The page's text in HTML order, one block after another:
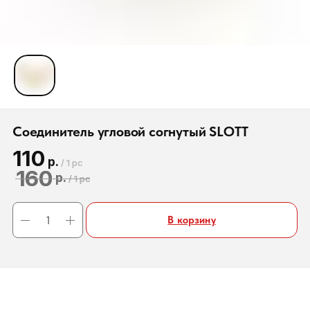
Соединитель угловой согнутый SLOTT
110 р. /1 pc
160 р./1 pc
В корзину